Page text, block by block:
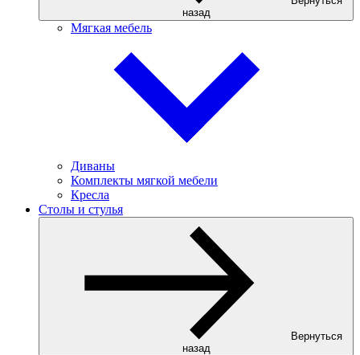
назад
Мягкая мебель
Диваны
Комплекты мягкой мебели
Кресла
Столы и стулья
Вернуться
назад